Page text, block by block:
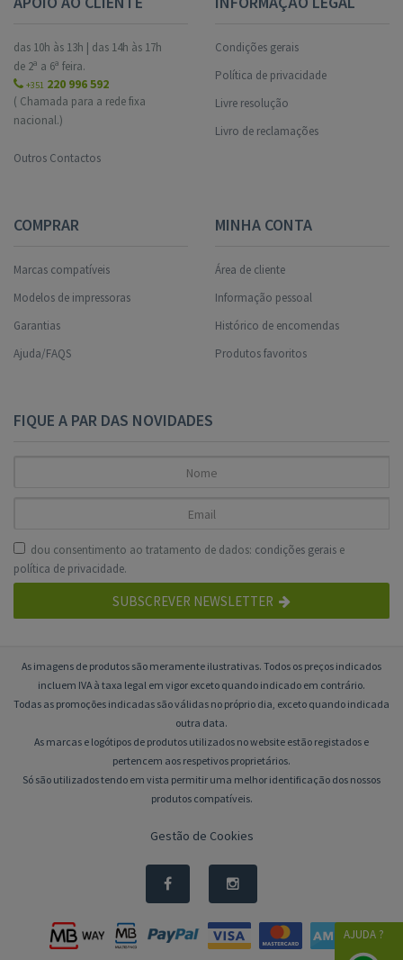
das 10h às 13h | das 14h às 17h
de 2ª a 6ª feira.
+351 220 996 592
( Chamada para a rede fixa
nacional.)
Outros Contactos
Condições gerais
Política de privacidade
Livre resolução
Livro de reclamações
COMPRAR
Marcas compatíveis
Modelos de impressoras
Garantias
Ajuda/FAQS
MINHA CONTA
Área de cliente
Informação pessoal
Histórico de encomendas
Produtos favoritos
FIQUE A PAR DAS NOVIDADES
dou consentimento ao tratamento de dados: condições gerais e
política de privacidade.
SUBSCREVER NEWSLETTER
As imagens de produtos são meramente ilustrativas. Todos os preços indicados
incluem IVA à taxa legal em vigor exceto quando indicado em contrário.
Todas as promoções indicadas são válidas no próprio dia, exceto quando indicada
outra data.
As marcas e logótipos de produtos utilizados no website estão registados e
pertencem aos respetivos proprietários.
Só são utilizados tendo em vista permitir uma melhor identificação dos nossos
produtos compatíveis.
Gestão de Cookies
AJUDA ?